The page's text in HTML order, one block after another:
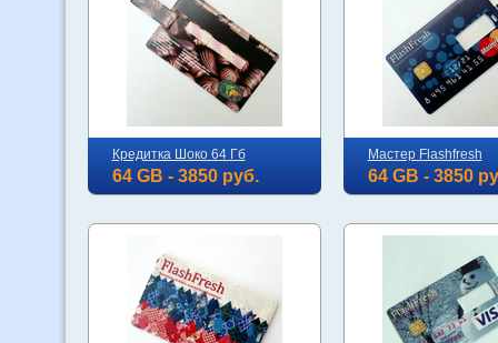
Кредитка Шоко 64 Гб
64 GB - 3850 руб.
Мастер Flashfresh
64 GB - 3850